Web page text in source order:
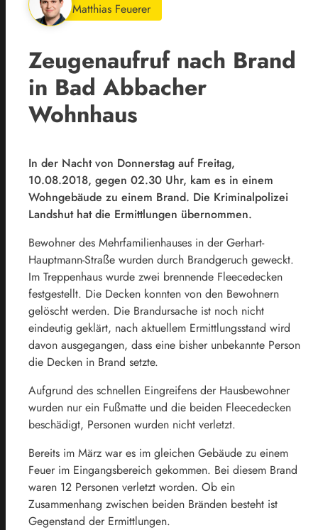
Matthias Feuerer
Zeugenaufruf nach Brand
in Bad Abbacher
Wohnhaus
In der Nacht von Donnerstag auf Freitag,
10.08.2018, gegen 02.30 Uhr, kam es in einem
Wohngebäude zu einem Brand. Die Kriminalpolizei
Landshut hat die Ermittlungen übernommen.
Bewohner des Mehrfamilienhauses in der Gerhart-
Hauptmann-Straße wurden durch Brandgeruch geweckt.
Im Treppenhaus wurde zwei brennende Fleecedecken
festgestellt. Die Decken konnten von den Bewohnern
gelöscht werden. Die Brandursache ist noch nicht
eindeutig geklärt, nach aktuellem Ermittlungsstand wird
davon ausgegangen, dass eine bisher unbekannte Person
die Decken in Brand setzte.
Aufgrund des schnellen Eingreifens der Hausbewohner
wurden nur ein Fußmatte und die beiden Fleecedecken
beschädigt, Personen wurden nicht verletzt.
Bereits im März war es im gleichen Gebäude zu einem
Feuer im Eingangsbereich gekommen. Bei diesem Brand
waren 12 Personen verletzt worden. Ob ein
Zusammenhang zwischen beiden Bränden besteht ist
Gegenstand der Ermittlungen.